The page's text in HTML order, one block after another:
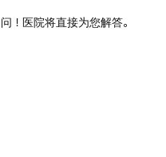
！医院将直接为您解答。